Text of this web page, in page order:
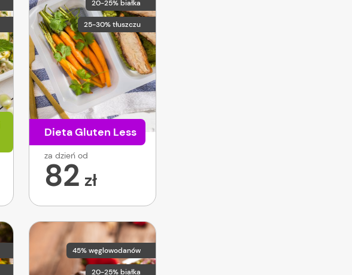
20-25% białka
25-30% tłuszczu
Dieta Gluten Less
za dzień od
82 zł
45% węglowodanów
20-25% białka